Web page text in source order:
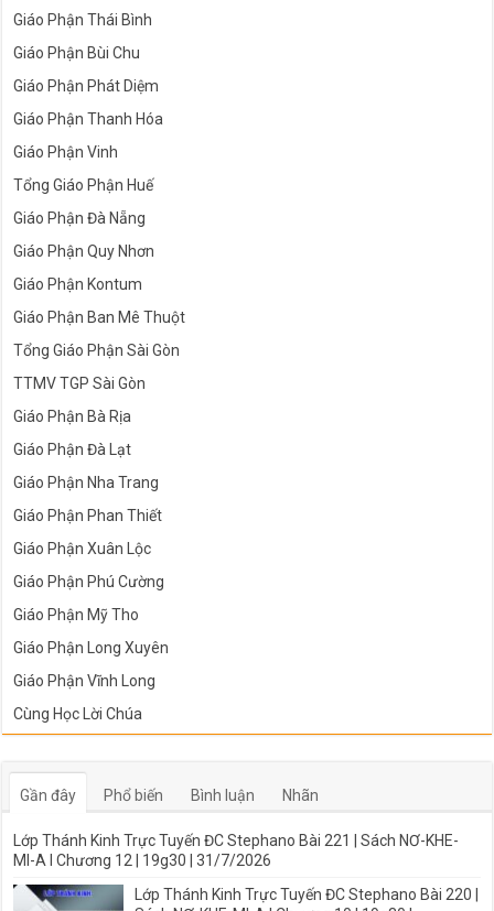
Giáo Phận Thái Bình
Giáo Phận Bùi Chu
Giáo Phận Phát Diệm
Giáo Phận Thanh Hóa
Giáo Phận Vinh
Tổng Giáo Phận Huế
Giáo Phận Đà Nẵng
Giáo Phận Quy Nhơn
Giáo Phận Kontum
Giáo Phận Ban Mê Thuột
Tổng Giáo Phận Sài Gòn
TTMV TGP Sài Gòn
Giáo Phận Bà Rịa
Giáo Phận Đà Lạt
Giáo Phận Nha Trang
Giáo Phận Phan Thiết
Giáo Phận Xuân Lộc
Giáo Phận Phú Cường
Giáo Phận Mỹ Tho
Giáo Phận Long Xuyên
Giáo Phận Vĩnh Long
Cùng Học Lời Chúa
Gần đây Phổ biến Bình luận Nhãn
Lớp Thánh Kinh Trực Tuyến ĐC Stephano Bài 221 | Sách NƠ-KHE-
MI-A I Chương 12 | 19g30 | 31/7/2026
Lớp Thánh Kinh Trực Tuyến ĐC Stephano Bài 220 |